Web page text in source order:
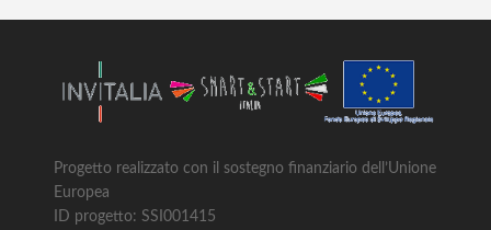
Progetto realizzato con il sostegno finanziario dell’Unione
Europea
ID progetto: SSI001415